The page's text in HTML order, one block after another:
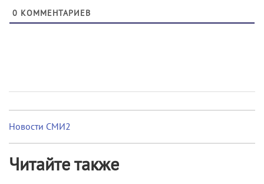
0 КОММЕНТАРИЕВ
Новости СМИ2
Читайте также